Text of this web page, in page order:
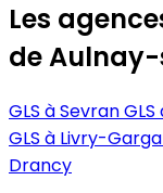
Les
de
GLS à Sevran
GLS à Livry-
Drancy